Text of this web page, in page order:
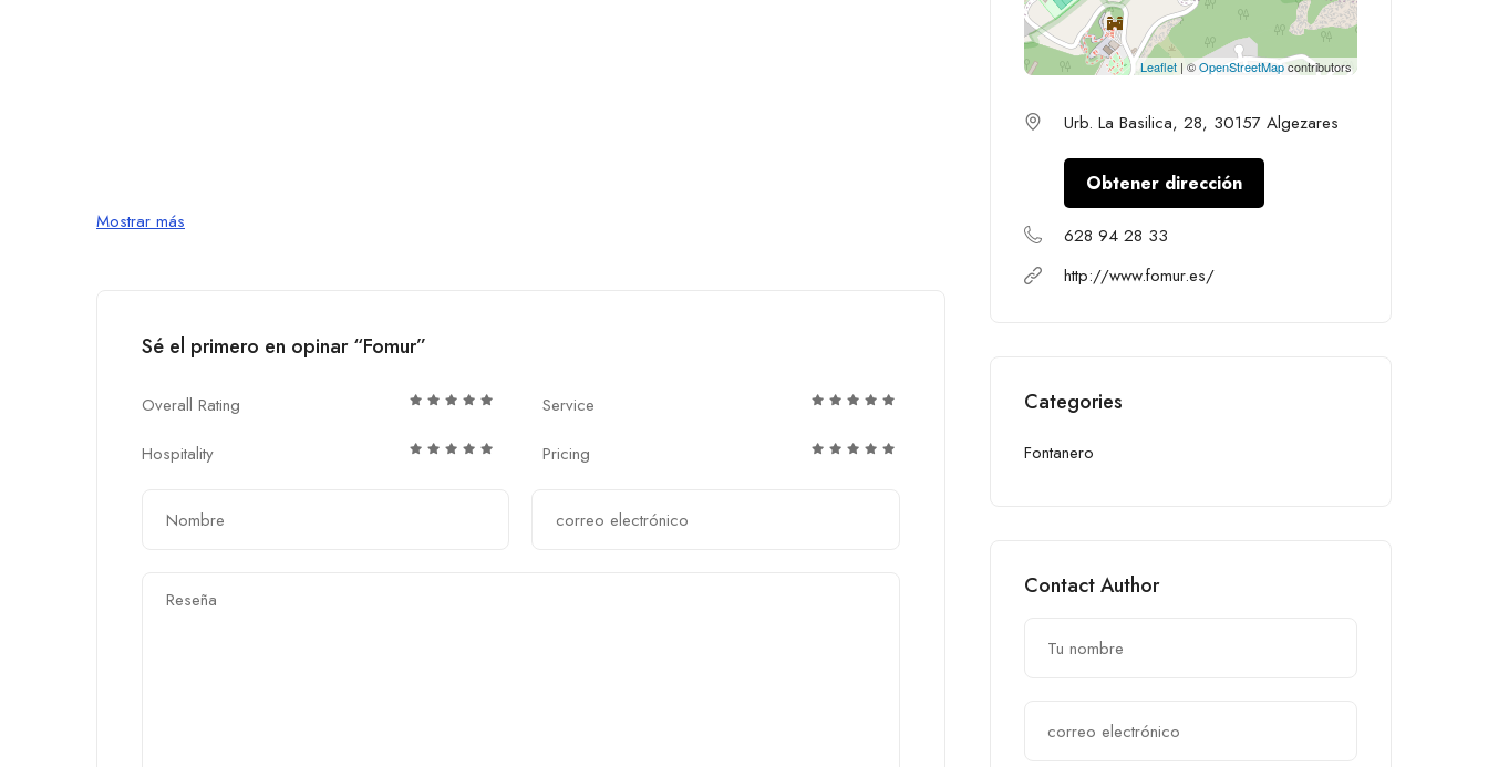
Mostrar más
Sé el primero en opinar “Fomur”
Overall Rating
Service
Hospitality
Pricing
Leaflet| ©OpenStreetMapcontributors
Urb. La Basilica, 28, 30157 Algezares
Obtener dirección
628 94 28 33
http://www.fomur.es/
Categories
Fontanero
Contact Author